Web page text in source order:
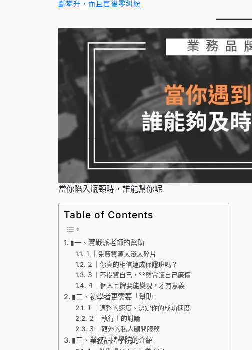
斷攀升，而且售後零糾紛
當你陷入瓶頸時，誰能幫你呢
Table of Contents
▮一、實戰派老師的幫助
１｜免費資源太淺太碎片
２｜你真的相信速成保證班嗎？
３｜不投資自己，當然會讓自己廉價
４｜個人品牌要能變現，才有意義
▮二、初學者更需要「幫助」
１｜調整的速度、決定你的成功速度
２｜執行上的討論
３｜額外的私人顧問服務
▮三、業務品牌學院的介紹